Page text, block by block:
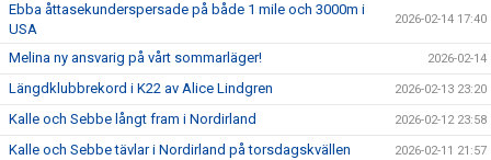
Ebba åttasekunderspersade på både 1 mile och 3000m i
USA
2026-02-14 17:40
Melina ny ansvarig på vårt sommarläger! 2026-02-14
Längdklubbrekord i K22 av Alice Lindgren 2026-02-13 23:20
Kalle och Sebbe långt fram i Nordirland 2026-02-12 23:58
Kalle och Sebbe tävlar i Nordirland på torsdagskvällen 2026-02-11 21:57